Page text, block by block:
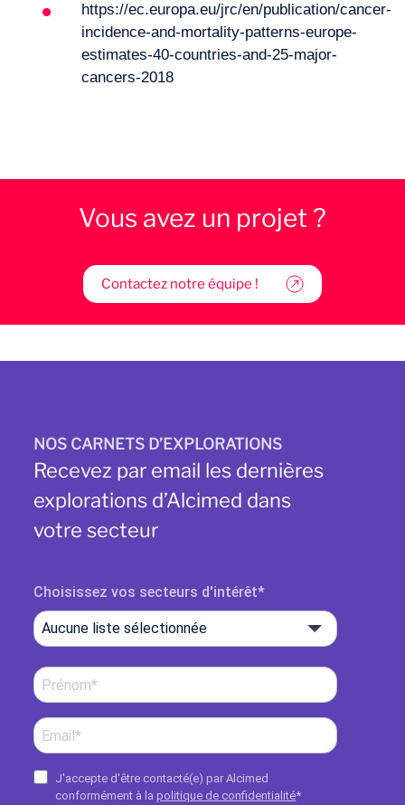
https://ec.europa.eu/jrc/en/publication/cancer-
incidence-and-mortality-patterns-europe-
estimates-40-countries-and-25-major-
cancers-2018
Vous avez un projet ?
Contactez notre équipe !
NOS CARNETS D’EXPLORATIONS
Recevez par email les dernières
explorations d’Alcimed dans
votre secteur
Choisissez vos secteurs d'intérêt
Aucune liste sélectionnée
J'accepte d'être contacté(e) par Alcimed
conformément à la politique de confidentialité*